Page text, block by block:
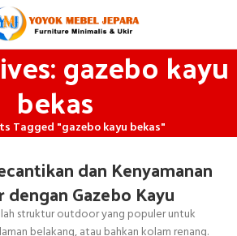
gazebo kayu
bekas
Tagged "gazebo kayu bekas"
dan Kenyamanan
Gazebo Kayu
struktur outdoor yang populer untuk